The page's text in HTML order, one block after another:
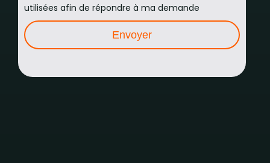
utilisées afin de répondre à ma demande